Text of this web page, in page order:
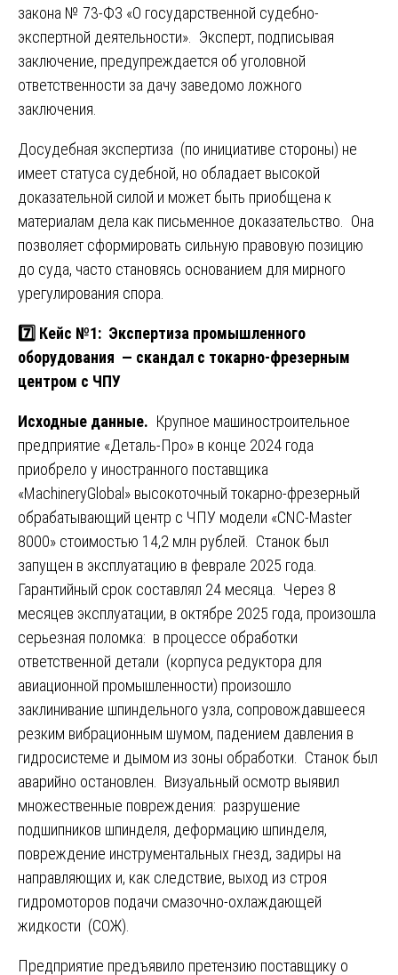
закона № 73-ФЗ «О государственной судебно-
экспертной деятельности». Эксперт, подписывая
заключение, предупреждается об уголовной
ответственности за дачу заведомо ложного
заключения.
Досудебная экспертиза (по инициативе стороны) не
имеет статуса судебной, но обладает высокой
доказательной силой и может быть приобщена к
материалам дела как письменное доказательство. Она
позволяет сформировать сильную правовую позицию
до суда, часто становясь основанием для мирного
урегулирования спора.
7️⃣ Кейс №1: Экспертиза промышленного
оборудования — скандал с токарно-фрезерным
центром с ЧПУ
Исходные данные. Крупное машиностроительное
предприятие «Деталь-Про» в конце 2024 года
приобрело у иностранного поставщика
«MachineryGlobal» высокоточный токарно-фрезерный
обрабатывающий центр с ЧПУ модели «CNC-Master
8000» стоимостью 14,2 млн рублей. Станок был
запущен в эксплуатацию в феврале 2025 года.
Гарантийный срок составлял 24 месяца. Через 8
месяцев эксплуатации, в октябре 2025 года, произошла
серьезная поломка: в процессе обработки
ответственной детали (корпуса редуктора для
авиационной промышленности) произошло
заклинивание шпиндельного узла, сопровождавшееся
резким вибрационным шумом, падением давления в
гидросистеме и дымом из зоны обработки. Станок был
аварийно остановлен. Визуальный осмотр выявил
множественные повреждения: разрушение
подшипников шпинделя, деформацию шпинделя,
повреждение инструментальных гнезд, задиры на
направляющих и, как следствие, выход из строя
гидромоторов подачи смазочно-охлаждающей
жидкости (СОЖ).
Предприятие предъявило претензию поставщику о